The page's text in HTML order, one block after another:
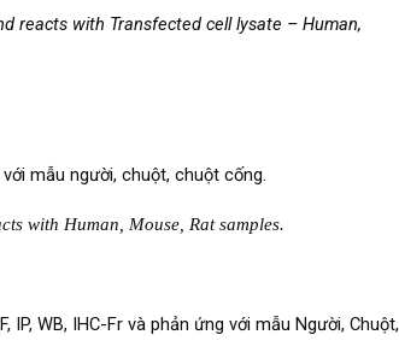
reacts with Transfected cell lysate – Human,
mẫu người, chuột, chuột cống.
with Human, Mouse, Rat samples.
WB, IHC-Fr và phản ứng với mẫu Người, Chuột,